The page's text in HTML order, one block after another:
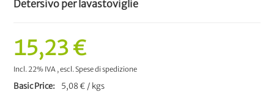
Detersivo per lavastoviglie
15,23 €
Incl. 22% IVA ,escl.Spese di spedizione
Basic Price 5,08 € / kgs